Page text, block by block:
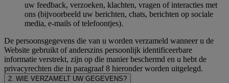
uw feedback, verzoeken, klachten, vragen of interacties met
ons (bijvoorbeeld uw berichten, chats, berichten op sociale
media, e-mails of telefoontjes).
De persoonsgegevens die van u worden verzameld wanneer u de
Website gebruikt of anderszins persoonlijk identificeerbare
informatie verstrekt, zijn op die manier beschermd en u hebt de
privacyrechten die in paragraaf 8 hieronder worden uitgelegd.
2. WIE VERZAMELT UW GEGEVENS?